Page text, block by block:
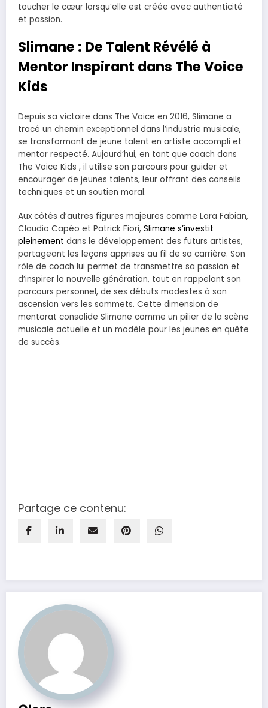
toucher le cœur lorsqu’elle est créée avec authenticité
et passion.
Slimane : De Talent Révélé à
Mentor Inspirant dans The Voice
Kids
Depuis sa victoire dans The Voice en 2016, Slimane a
tracé un chemin exceptionnel dans l’industrie musicale,
se transformant de jeune talent en artiste accompli et
mentor respecté. Aujourd’hui, en tant que coach dans
The Voice Kids , il utilise son parcours pour guider et
encourager de jeunes talents, leur offrant des conseils
techniques et un soutien moral.
Aux côtés d’autres figures majeures comme Lara Fabian,
Claudio Capéo et Patrick Fiori, Slimane s’investit
pleinement dans le développement des futurs artistes,
partageant les leçons apprises au fil de sa carrière. Son
rôle de coach lui permet de transmettre sa passion et
d’inspirer la nouvelle génération, tout en rappelant son
parcours personnel, de ses débuts modestes à son
ascension vers les sommets. Cette dimension de
mentorat consolide Slimane comme un pilier de la scène
musicale actuelle et un modèle pour les jeunes en quête
de succès.
Partage ce contenu: